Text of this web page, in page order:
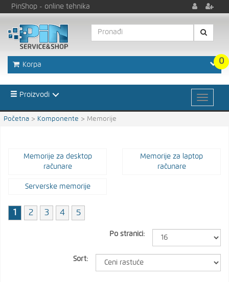
PinShop - online tehnika
0
Korpa
Proizvodi
Početna > Komponente > Memorije
Memorije za desktop
računare
Memorije za laptop
računare
Serverske memorije
1 2 3 4 5
Po stranici:
Sort: